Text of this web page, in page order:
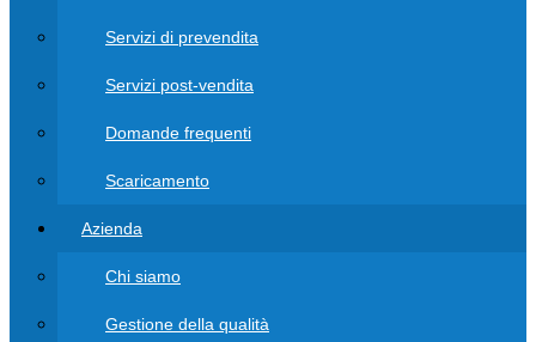
Servizi di prevendita
Servizi post-vendita
Domande frequenti
Scaricamento
Azienda
Chi siamo
Gestione della qualità